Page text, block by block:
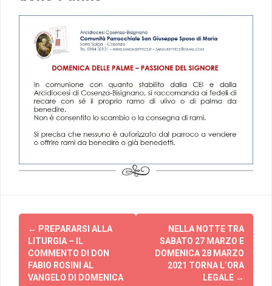
Post
navigation
← PREPARARSI ALLA
LITURGIA – IL
COMMENTO DI DON
FABIO ROSINI AL
VANGELO DI DOMENICA
NELLA NOTTE TRA
SABATO 27 MARZO E
DOMENICA 28 MARZO
2021 TORNA L’ORA
LEGALE →